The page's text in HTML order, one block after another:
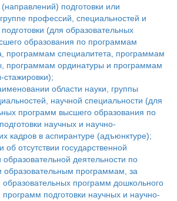
подготовки или
профессий, специальностей и
(для образовательных
образования по программам
программам специалитета, программам
программам ординатуры и программам
стажировки);
области науки, группы
научной специальности (для
программ высшего образования по
научных и научно-
кадров в аспирантуре (адъюнктуре);
об отсутствии государственной
образовательной деятельности по
образовательным программам, за
программ дошкольного
подготовки научных и научно-